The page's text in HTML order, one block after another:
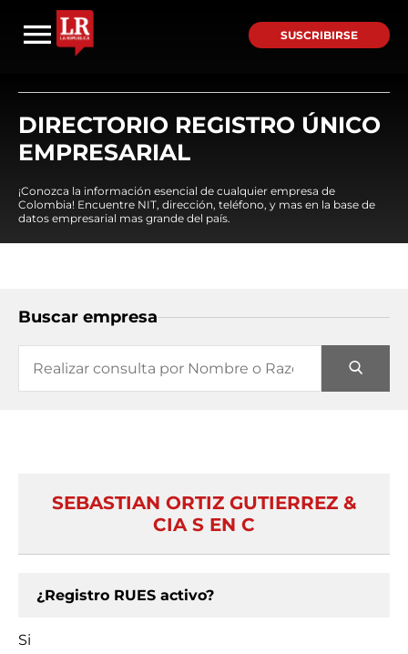
SUSCRIBIRSE
DIRECTORIO REGISTRO ÚNICO
EMPRESARIAL
¡Conozca la información esencial de cualquier empresa de
Colombia! Encuentre NIT, dirección, teléfono, y mas en la base de
datos empresarial mas grande del país.
Buscar empresa
SEBASTIAN ORTIZ GUTIERREZ &
CIA S EN C
¿Registro RUES activo?
Si